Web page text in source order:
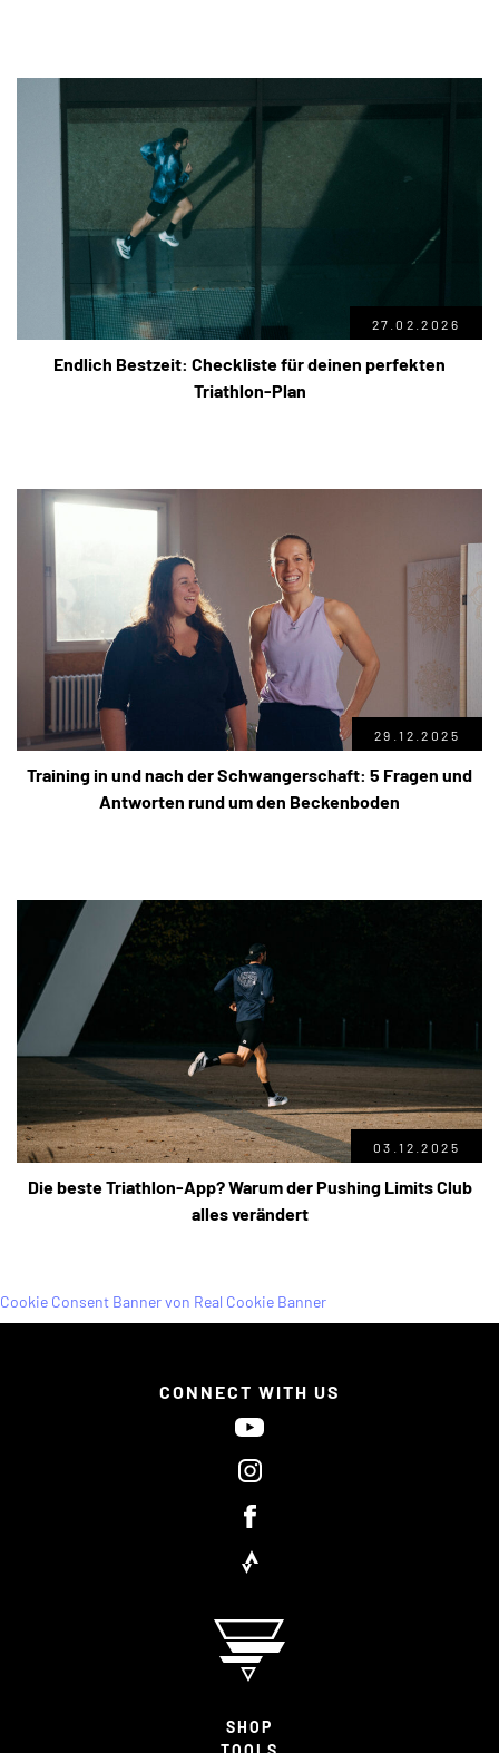
27.02.2026
Endlich Bestzeit: Checkliste für deinen perfekten
Triathlon-Plan
29.12.2025
Training in und nach der Schwangerschaft: 5 Fragen und
Antworten rund um den Beckenboden
03.12.2025
Die beste Triathlon-App? Warum der Pushing Limits Club
alles verändert
CONNECT WITH US
SHOP
Cookie Consent Banner von Real Cookie Banner